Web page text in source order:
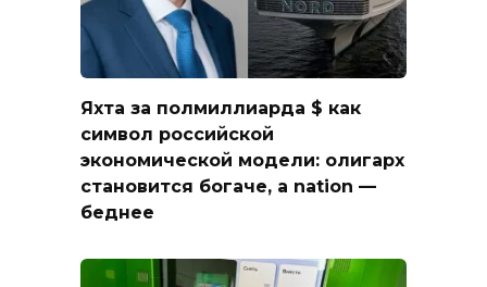
Яхта за полмиллиарда $ как
символ российской
экономической модели: олигарх
становится богаче, а nation —
беднее